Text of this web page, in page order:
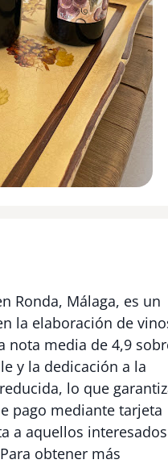
Ronda, Málaga, es un
la elaboración de
nota media de 4,9
y la dedicación a la
lo que
pago mediante tarjeta
a aquellos interesados
obtener más